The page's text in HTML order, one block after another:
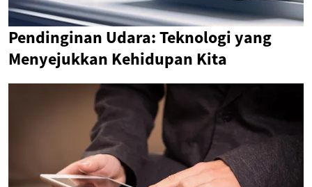
Pendinginan Udara: Teknologi yang
Menyejukkan Kehidupan Kita